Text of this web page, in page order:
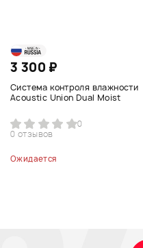
3 300 ₽
Система контроля влажности
Acoustic Union Dual Moist
0
0 отзывов
Ожидается